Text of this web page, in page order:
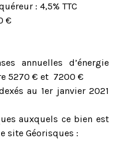
: 4,5% TTC
€
annuelles d’énergie
5270 € et 7200 €
au 1er janvier 2021
auxquels ce bien est
site Géorisques :